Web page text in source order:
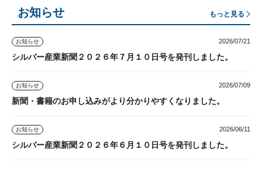
お知らせ もっと見る
お知らせ 2026/07/21
シルバー産業新聞２０２６年７月１０日号を発刊しました。
お知らせ 2026/07/09
新聞・書籍のお申し込みがより分かりやすくなりました。
お知らせ 2026/06/11
シルバー産業新聞２０２６年６月１０日号を発刊しました。